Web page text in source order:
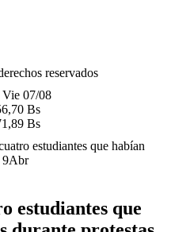
reservados
Vie 07/08
Bs
Bs
estudiantes que habían
9Abr
estudiantes que